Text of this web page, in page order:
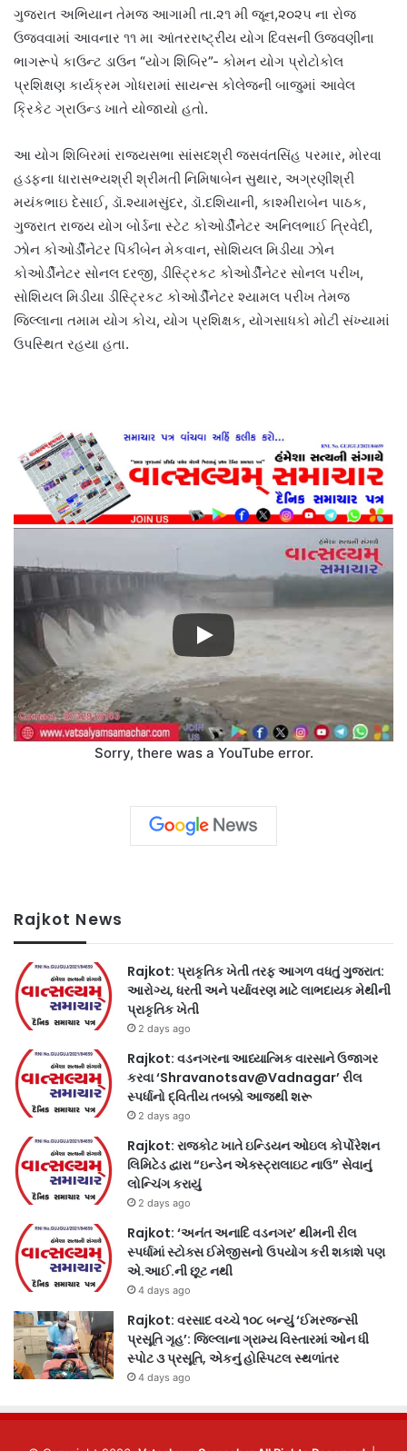
ગુજરાત અભિયાન તેમજ આગામી તા.૨૧ મી જૂન,૨૦૨૫ ના રોજ
ઉજવવામાં આવનાર ૧૧ મા આંતરરાષ્ટ્રીય યોગ દિવસની ઉજવણીના
ભાગરૂપે કાઉન્ટ ડાઉન “યોગ શિબિર”- કોમન યોગ પ્રોટોકોલ
પ્રશિક્ષણ કાર્યક્રમ ગોધરામાં સાયન્સ કોલેજની બાજુમાં આવેલ
ક્રિકેટ ગ્રાઉન્ડ ખાતે યોજાયો હતો.
આ યોગ શિબિરમાં રાજ્યસભા સાંસદશ્રી જસવંતસિંહ પરમાર, મોરવા
હડફના ધારાસભ્યશ્રી શ્રીમતી નિમિષાબેન સુથાર, અગ્રણીશ્રી
મયંકભાઇ દેસાઈ, ડૉ.શ્યામસુંદર, ડૉ.દશિયાની, કાશ્મીરાબેન પાઠક,
ગુજરાત રાજ્ય યોગ બોર્ડના સ્ટેટ કોઓર્ડીનેટર અનિલભાઈ ત્રિવેદી,
ઝોન કોઓર્ડીનેટર પિંકીબેન મેકવાન, સોશિયલ મિડીયા ઝોન
કોઓર્ડીનેટર સોનલ દરજી, ડીસ્ટ્રિકટ કોઓર્ડીનેટર સોનલ પરીખ,
સોશિયલ મિડીયા ડીસ્ટ્રિકટ કોઓર્ડીનેટર શ્યામલ પરીખ તેમજ
જિલ્લાના તમામ યોગ કોચ, યોગ પ્રશિક્ષક, યોગસાધકો મોટી સંખ્યામાં
ઉપસ્થિત રહયા હતા.
Sorry, there was a YouTube error.
Rajkot News
Rajkot: પ્રાકૃતિક ખેતી તરફ આગળ વધતું ગુજરાત:
આરોગ્ય, ધરતી અને પર્યાવરણ માટે લાભદાયક મેથીની
પ્રાકૃતિક ખેતી
2 days ago
Rajkot: વડનગરના આધ્યાત્મિક વારસાને ઉજાગર
કરવા ‘Shravanotsav@Vadnagar’ રીલ
સ્પર્ધાનો દ્વિતીય તબક્કો આજથી શરૂ
2 days ago
Rajkot: રાજકોટ ખાતે ઇન્ડિયન ઓઇલ કોર્પોરેશન
લિમિટેડ દ્વારા “ઇન્ડેન એક્સ્ટ્રાલાઇટ નાઉ” સેવાનું
લોન્ચિંગ કરાયું
2 days ago
Rajkot: ‘અનંત અનાદિ વડનગર’ થીમની રીલ
સ્પર્ધામાં સ્ટોક્સ ઈમેજીસનો ઉપયોગ કરી શકાશે પણ
એ.આઈ.ની છૂટ નથી
4 days ago
Rajkot: વરસાદ વચ્ચે ૧૦૮ બન્યું ‘ઈમરજન્સી
પ્રસૂતિ ગૃહ’: જિલ્લાના ગ્રામ્ય વિસ્તારમાં ઓન ધી
સ્પોટ ૩ પ્રસૂતિ, એકનું હોસ્પિટલ સ્થળાંતર
4 days ago